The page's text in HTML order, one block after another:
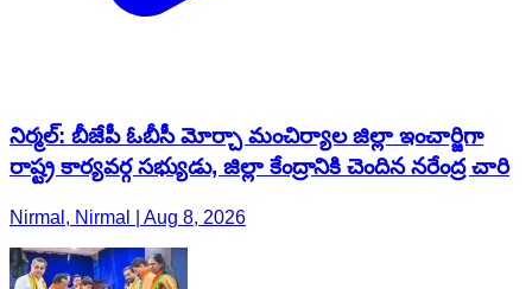
నిర్మల్: బీజేపీ ఓబీసీ మోర్చా మంచిర్యాల జిల్లా ఇంచార్జిగా
రాష్ట్ర కార్యవర్గ సభ్యుడు, జిల్లా కేంద్రానికి చెందిన నరేంద్ర చారి
Nirmal, Nirmal | Aug 8, 2026